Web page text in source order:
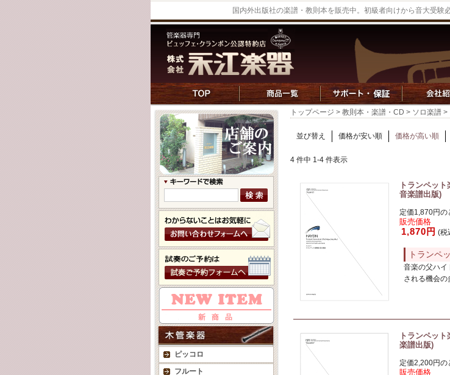
国内外出版社の楽譜・教則本を販売中。初級者向けから音大受
ピッコロ
フルート
トップページ > 教則本・楽譜・CD > ソロ楽譜 >
並び替え 価格が安い順 価格が高い順
4 件中 1-4 件表示
トランペッ
音楽譜出版)
定価1,870円の
販売価格
1,870円 (税
トランペ
音楽の父ハイ
される機会の
トランペッ
楽譜出版)
定価2,200円の
販売価格